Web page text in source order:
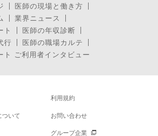
医師の現場と働き方
業界ニュース
ト
医師の年収診断
行
医師の職場カルテ
ト ご利用者インタビュー
利用規約
ついて お問い合わせ
グループ企業